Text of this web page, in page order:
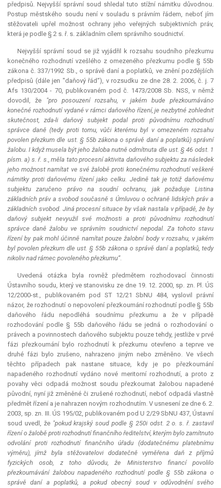
předpisů. Nejvyšší správní soud shledal tuto stížní námitku důvodnou.
Postup městského soudu není v souladu s právním řádem, neboť jím
stěžovateli upřel možnost ochrany jeho veřejných subjektivních práv,
která je podle § 2 s. ř. s. základním cílem správního soudnictví.
Nejvyšší správní soud se již vyjádřil k rozsahu soudního přezkumu
konečného rozhodnutí vzešlého z omezeného přezkumu podle § 55b
zákona č. 337/1992 Sb., o správě daní a poplatků, ve znění pozdějších
předpisů (dále jen "daňový řád“), v rozsudku ze dne 28. 2. 2006, č. j. 7
Afs 130/2004 - 70, publikovaném pod č. 1473/2008 Sb. NSS, v němž
dovodil, že "pro posouzení rozsahu, v jakém bude přezkoumáváno
konečné rozhodnutí vydané v rámci daňového řízení, je nezbytné zohlednit
skutečnost, zda-li daňový subjekt podal proti původnímu rozhodnutí
správce daně (tedy proti tomu, vůči kterému byl v omezeném rozsahu
povolen přezkum dle ust. § 55b zákona o správě daní a poplatků) správní
žalobu. I když musela být jeho žaloba nutně odmítnuta dle ust. § 46 odst. 1
písm. a) s. ř. s., měla tato procesní aktivita daňového subjektu za následek
jeho možnost namítat ve své žalobě proti konečnému rozhodnutí veškeré
námitky proti daňovému řízení jako celku. Jedině tak je totiž daňovému
subjektu zaručeno právo na soudní ochranu, jak požaduje Listina
základních práv a svobod současně s Úmluvou o ochraně lidských práv a
základních svobod. Jiná procesní situace by však nastala v případě, že by
daňový subjekt nevyužil své možnosti a proti původnímu rozhodnutí
správce daně žalobu ve správním soudnictví nepodal. Za tohoto stavu
řízení by pak mohl účinně namítat pouze žalobní body v rozsahu, v jakém
byl povolen přezkum dle ust. § 55b zákona o správě daní a poplatků, tedy
nikoliv nad rámec povoleného přezkumu“.
Uvedená otázka byla rovněž předmětem rozhodovací činnosti
Ústavního soudu, který ve stanovisku ze dne 19. 12. 2000, sp. zn. Pl. ÚS
12/2000-st., publikovaném pod ST 12/21 SbNU 484, vyslovil právní
názor, že rozhodnutí o nepovolení přezkoumání rozhodnutí podle § 55b
daňového řádu nepodléhá soudnímu přezkumu a že v případě
rozhodování podle § 55b daňového řádu se jedná o rozhodování o
právech a povinnostech daňového subjektu pouze tehdy, jestliže v prvé
fázi přezkoumání bylo rozhodnutí k přezkumu otevřeno a teprve ve
druhé fázi bylo zrušeno, nahrazeno jiným nebo změněno. Ve všech
těchto případech pak nastane situace, kdy je po přezkoumání
napadeného rozhodnutí vydáno nové meritornírozhodnutí, a proto z
povahy věci odpadá možnost soudu přezkoumat žalobou napadené
původní, nyní již změněné či zrušené rozhodnutí, neboť odpadá vlastně
předmět řízení a je nahrazen novým rozhodnutím. V usnesení ze dne 6. 2.
2003, sp. zn. III. ÚS 195/02, publikovaném pod U 2/29 SbNU 437, Ústavní
soud uvedl, že "pokud krajský soud podle § 250i odst. 2 o. s. ř. zastavil
řízení o žalobě proti rozhodnutí finančního ředitelství, kterým bylo zamítnuto
odvolání proti rozhodnutí finančního úřadu (dodatečnému platebnímu
výměru), jímž byla stěžovatelovi dodatečně vyměřena daň z příjmů
fyzických osob, z toho důvodu, že Ministerstvo financí povolilo
přezkoumávání žalobou napadeného rozhodnutí podle § 55b zákona o
správě daní a poplatků, a pokud obecný soud v odůvodnění svého